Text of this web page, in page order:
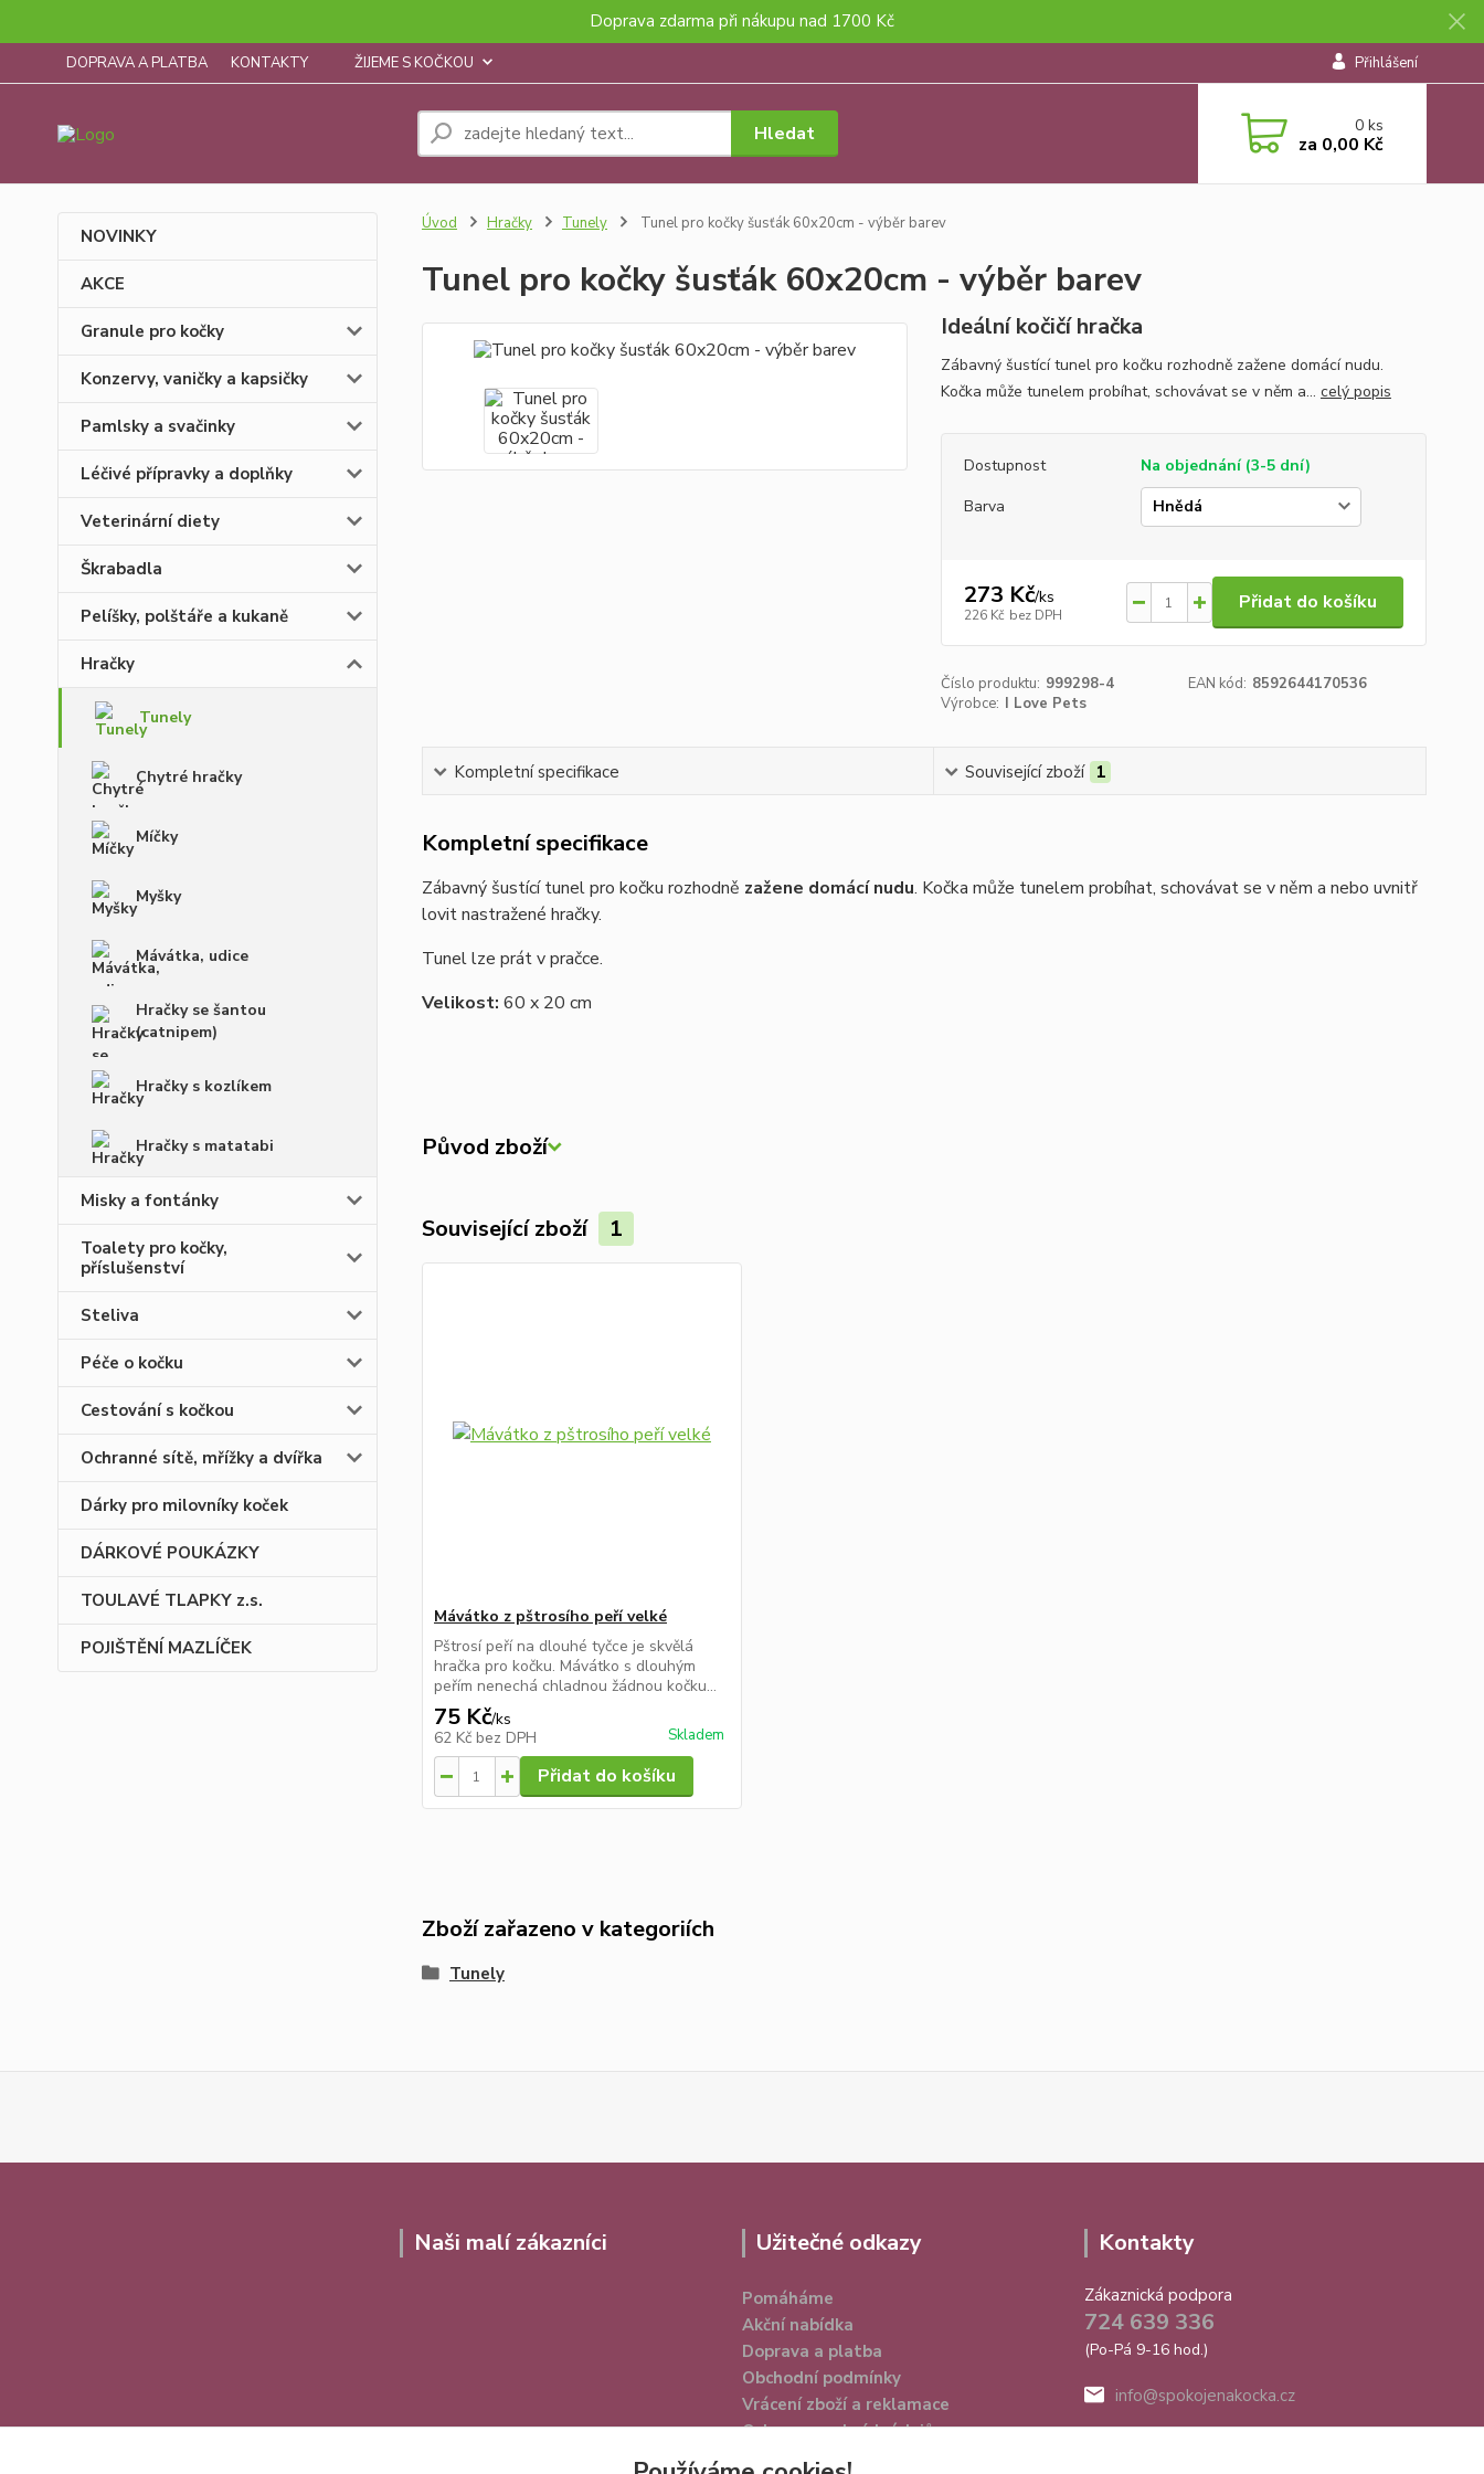
Doprava zdarma při nákupu nad 1700 Kč
DOPRAVA A PLATBA KONTAKTY ŽIJEME S KOČKOU Přihlášení
Hledat 0ks
za 0,00 Kč
NOVINKY
AKCE
Granule pro kočky
Konzervy, vaničky a kapsičky
Pamlsky a svačinky
Léčivé přípravky a doplňky
Veterinární diety
Škrabadla
Pelíšky, polštáře a kukaně
Hračky
Tunely
Chytré hračky
Míčky
Myšky
Mávátka, udice
Hračky se šantou
(catnipem)
Hračky s kozlíkem
Hračky s matatabi
Misky a fontánky
Toalety pro kočky,
příslušenství
Steliva
Péče o kočku
Cestování s kočkou
Ochranné sítě, mřížky a dvířka
Dárky pro milovníky koček
DÁRKOVÉ POUKÁZKY
TOULAVÉ TLAPKY z.s.
POJIŠTĚNÍ MAZLÍČEK
Úvod Hračky Tunely Tunel pro kočky šusťák 60x20cm - výběr barev
Tunel pro kočky šusťák 60x20cm - výběr barev
Ideální kočičí hračka
Zábavný šustící tunel pro kočku rozhodně zažene domácí nudu.
Kočka může tunelem probíhat, schovávat se v něm a... celý popis
Dostupnost
Na objednání (3-5 dní)
Barva
273 Kč/ks
226 Kč bez DPH
Přidat do košíku
Číslo produktu: 999298-4 EAN kód: 8592644170536
Výrobce: I Love Pets
Kompletní specifikace Související zboží 1
Kompletní specifikace
Zábavný šustící tunel pro kočku rozhodně zažene domácí nudu. Kočka může tunelem probíhat, schovávat se v něm a nebo uvnitř
lovit nastražené hračky.
Tunel lze prát v pračce.
Velikost: 60 x 20 cm
Původ zboží
Související zboží 1
Mávátko z pštrosího peří velké
Pštrosí peří na dlouhé tyčce je skvělá
hračka pro kočku. Mávátko s dlouhým
peřím nenechá chladnou žádnou kočku...
75 Kč/ks
62 Kč bez DPH Skladem
Přidat do košíku
Zboží zařazeno v kategoriích
Tunely
Naši malí zákazníci Užitečné odkazy
Pomáháme
Akční nabídka
Doprava a platba
Obchodní podmínky
Vrácení zboží a reklamace
Ochrana osobních údajů
Kontakty
Zákaznická podpora
724 639 336
(Po-Pá 9-16 hod.)
info@spokojenakocka.cz